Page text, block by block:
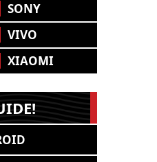
SONY
VIVO
XIAOMI